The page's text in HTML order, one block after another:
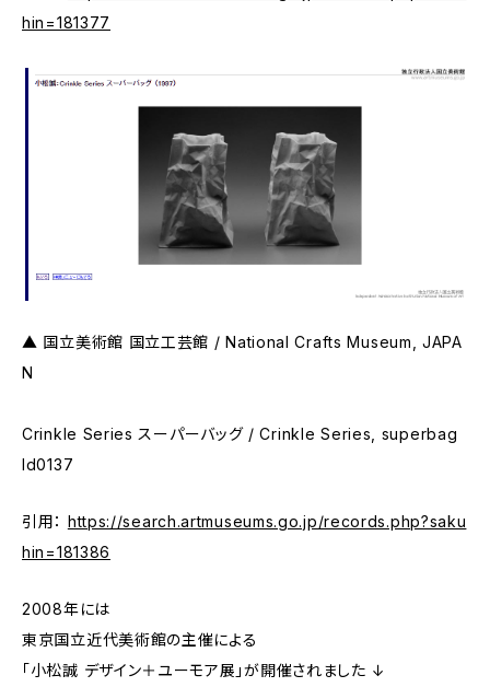
hin=181377
▲ 国立美術館 国立工芸館 / National Crafts Museum, JAPA
N
Crinkle Series スーパーバッグ / Crinkle Series, superbag
Id0137
引用： https://search.artmuseums.go.jp/records.php?saku
hin=181386
2008年には
東京国立近代美術館の主催による
「小松誠 デザイン＋ユーモア展」が開催されました ↓